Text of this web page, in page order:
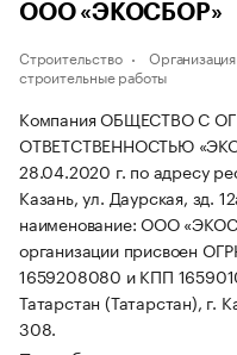
ООО «ЭКОСБОР»
Строительство
строительные работы
Компания ОБЩЕСТВО С
ОТВЕТСТВЕННОСТЬЮ
28.04.2020 г. по адресу
Казань, ул. Даурская, зд.
наименование: ООО
организации присвоен
1659208080 и КПП
Татарстан (Татарстан), г.
308.